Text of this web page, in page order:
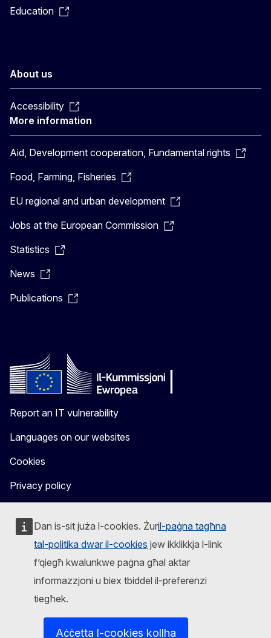
Dan is-sit juża l-cookies. Żuril-paġna tagħna
tal-politika dwar il-cookies jew ikklikkja l-link
f’qiegħ kwalunkwe paġna għal aktar
informazzjoni u biex tbiddel il-preferenzi
tiegħek.
Aċċetta l-cookies kollha
Education
About us
Accessibility
More information
Aid, Development cooperation, Fundamental rights
Food, Farming, Fisheries
EU regional and urban development
Jobs at the European Commission
Statistics
News
Publications
Report an IT vulnerability
Languages on our websites
Cookies
Privacy policy